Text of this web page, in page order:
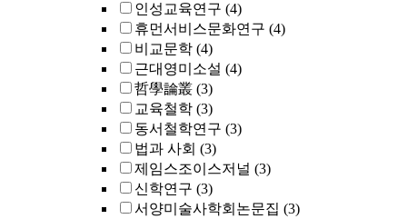
인성교육연구 (4)
휴먼서비스문화연구 (4)
비교문학 (4)
근대영미소설 (4)
哲學論叢 (3)
교육철학 (3)
동서철학연구 (3)
법과 사회 (3)
제임스조이스저널 (3)
신학연구 (3)
서양미술사학회논문집 (3)